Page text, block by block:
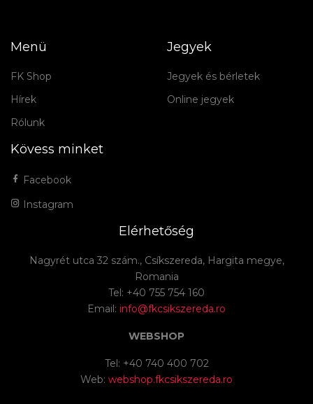
Menü
FK Shop
Hírek
Rólunk
Jegyek
Jegyek és bérletek
Online jegyek
Kövess minket
Facebook
Instagram
Elérhetőség
Nagyrét utca 32 szám., Csíkszereda, Hargita megye,
Romania
Tel: +40 755 754 160
Email: info@fkcsikszereda.ro
WEBSHOP
Tel: +40 740 400 702
Web: webshop.fkcsikszereda.ro